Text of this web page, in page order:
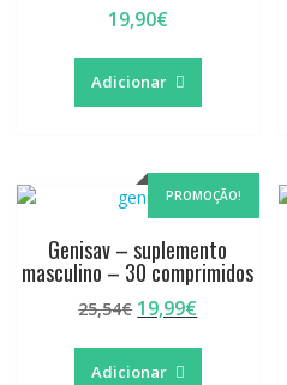
19,90€
Adicionar
PROMOÇÃO!
Genisav – suplemento
masculino – 30 comprimidos
25,54€ O
original
19,99€O
Adicionar